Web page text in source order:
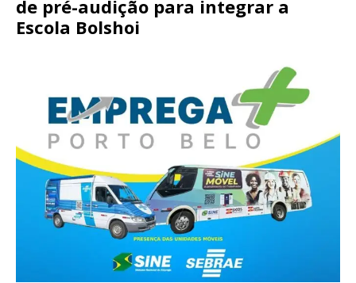
de pré-audição para integrar a
Escola Bolshoi